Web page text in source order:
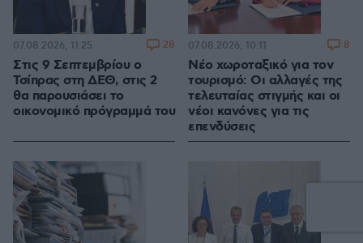
Στις 9 Σεπτεμβρίου ο
Τσίπρας στη ΔΕΘ, στις 2
θα παρουσιάσει το
οικονομικό πρόγραμμά του
07.08.2026, 11:25 28
Νέο χωροταξικό για τον
τουρισμό: Οι αλλαγές της
τελευταίας στιγμής και οι
νέοι κανόνες για τις
επενδύσεις
07.08.2026, 10:11 8